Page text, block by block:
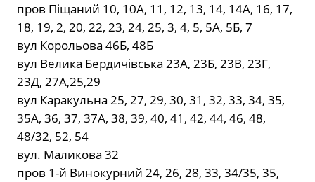
пров Піщаний 10, 10А, 11, 12, 13, 14, 14А, 16, 17,
18, 19, 2, 20, 22, 23, 24, 25, 3, 4, 5, 5А, 5Б, 7
вул Корольова 46Б, 48Б
вул Велика Бердичівська 23А, 23Б, 23В, 23Г,
23Д, 27А,25,29
вул Каракульна 25, 27, 29, 30, 31, 32, 33, 34, 35,
35А, 36, 37, 37А, 38, 39, 40, 41, 42, 44, 46, 48,
48/32, 52, 54
вул. Маликова 32
пров 1-й Винокурний 24, 26, 28, 33, 34/35, 35,